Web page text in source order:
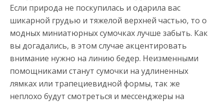
Если природа не поскупилась и одарила вас
шикарной грудью и тяжелой верхней частью, то о
модных миниатюрных сумочках лучше забыть. Как
вы догадались, в этом случае акцентировать
внимание нужно на линию бедер. Неизменными
помощниками станут сумочки на удлиненных
лямках или трапециевидной формы, так же
неплохо будут смотреться и мессенджеры на